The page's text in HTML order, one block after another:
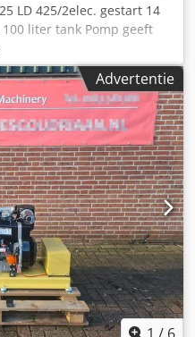
LD 425/2elec. gestart 14
liter tank Pomp geeft
- 1.5 bar 1100 liter - 2.0
Dkjdpfjy Ardmjx Adwjr
Advertentie